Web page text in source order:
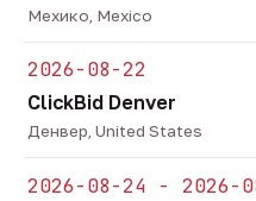
Мехико, Mexico
2026-08-22
ClickBid Denver
Денвер, United States
2026-08-24 - 2026-